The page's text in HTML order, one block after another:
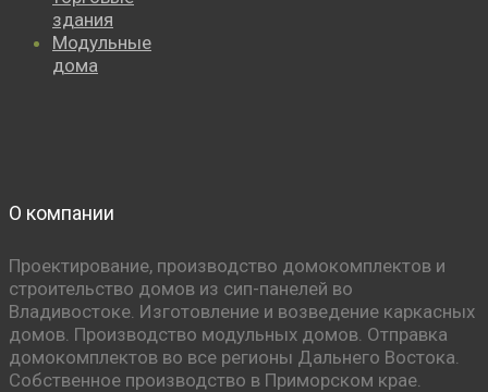
здания
Модульные
дома
О компании
Проектирование, производство домокомплектов и
строительство домов из сип-панелей во
Владивостоке. Изготовление и возведение каркасных
домов. Производство модульных домов. Отправка
домокомплектов во все регионы Дальнего Востока.
Собственное производство в Приморском крае.